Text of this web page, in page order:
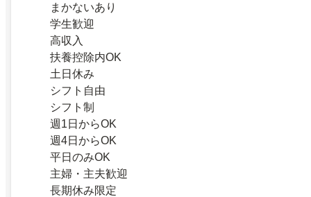
まかないあり
学生歓迎
高収入
扶養控除内OK
土日休み
シフト自由
シフト制
週1日からOK
週4日からOK
平日のみOK
主婦・主夫歓迎
長期休み限定